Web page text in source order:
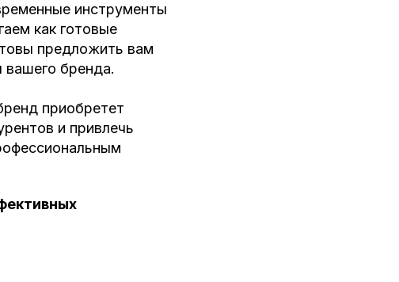
инструменты
как готовые
предложить вам
вашего бренда.
приобретет
и привлечь